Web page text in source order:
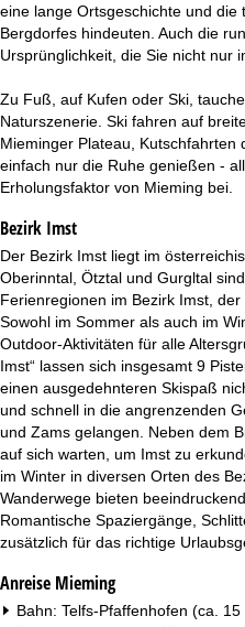
t
eine lange Ortsgeschichte und die
Bergdorfes hindeuten. Auch die
Ursprünglichkeit, die Sie nicht nur
Zu Fuß, auf Kufen oder Ski,
Naturszenerie. Ski fahren auf
Mieminger Plateau, Kutschfahrten
einfach nur die Ruhe genießen -
Erholungsfaktor von Mieming bei.
Bezirk Imst
Der Bezirk Imst liegt im
Oberinntal, Ötztal und Gurgltal
Ferienregionen im Bezirk Imst,
Sowohl im Sommer als auch im
Outdoor-Aktivitäten für alle
Imst“ lassen sich insgesamt 9
einen ausgedehnteren Skispaß
und schnell in die angrenzenden
und Zams gelangen. Neben dem
auf sich warten, um Imst zu
im Winter in diversen Orten des
Wanderwege bieten
Romantische Spaziergänge,
zusätzlich für das richtige
Anreise Mieming
Bahn: Telfs-Pfaffenhofen (ca.